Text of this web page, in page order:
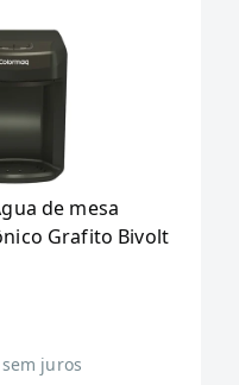
de mesa
Grafito Bivolt
sem juros